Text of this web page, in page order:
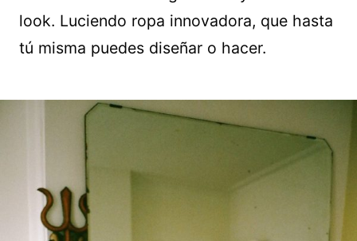
look. Luciendo ropa innovadora, que hasta
tú misma puedes diseñar o hacer.